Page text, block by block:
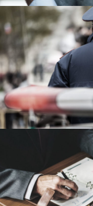
Public